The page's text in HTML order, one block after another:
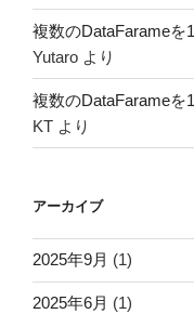
複数のDataFarameを
Yutaro より
複数のDataFarameを
KT より
アーカイブ
2025年9月 (1)
2025年6月 (1)